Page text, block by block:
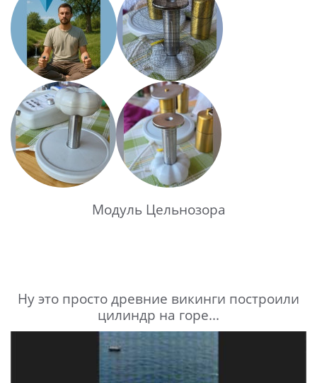
Модуль Цельнозора
Ну это просто древние викинги построили
цилиндр на горе...